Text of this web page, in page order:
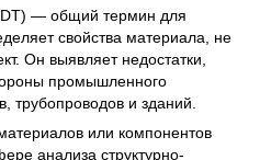
— общий термин для
свойства материала, не
Он выявляет недостатки,
промышленного
трубопроводов и зданий.
или компонентов
анализа структурно-